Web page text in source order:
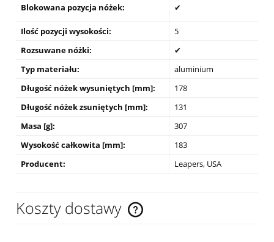
Blokowana pozycja nóżek: ✔
Ilość pozycji wysokości:
5
Rozsuwane nóżki:
✔
Typ materiału:
aluminium
Długość nóżek wysuniętych [mm]:
178
Długość nóżek zsuniętych [mm]:
131
Masa [g]:
307
Wysokość całkowita [mm]:
183
Producent:
Leapers, USA
Koszty dostawy
Cena nie zawiera ewentualnych kosztów płatności